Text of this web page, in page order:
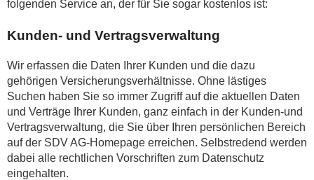
folgenden Service an, der für Sie sogar kostenlos ist:
Kunden- und Vertragsverwaltung
Wir erfassen die Daten Ihrer Kunden und die dazu
gehörigen Versicherungsverhältnisse. Ohne lästiges
Suchen haben Sie so immer Zugriff auf die aktuellen Daten
und Verträge Ihrer Kunden, ganz einfach in der Kunden-und
Vertragsverwaltung, die Sie über Ihren persönlichen Bereich
auf der SDV AG-Homepage erreichen. Selbstredend werden
dabei alle rechtlichen Vorschriften zum Datenschutz
eingehalten.